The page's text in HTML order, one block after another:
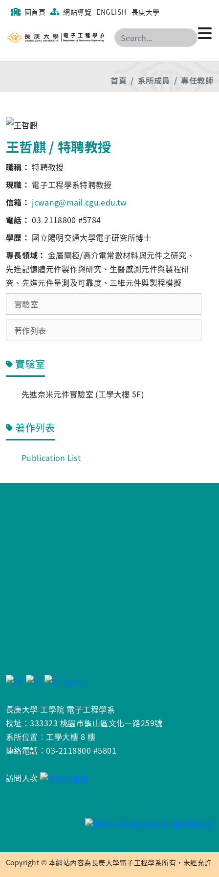
回首頁 網站導覽 ENGLISH 長庚大學
搜尋
首頁 系所成員 專任教師
王哲麒 / 特聘教授
職稱： 特聘教授
現職： 電子工程學系特聘教授
信箱： jcwang@mail.cgu.edu.tw
電話： 03-2118800 #5784
學歷： 國立陽明交通大學電子研究所博士
專長領域： 金屬閘極/高介電常數材料與元件之研究、
先進記憶體元件製作與研究、生醫感測元件與製程研
究、先進元件量測及可靠度、三維元件與製程模擬
實驗室
著作列表
實驗室
先進奈米元件實驗室 (工學大樓 5F)
著作列表
Publication List
長庚大學 工學院 電子工程學系
校址：333323 桃園市龜山區文化一路259號
系所位置：工學大樓 8 樓
連絡電話：03-2118800 #5801
訪問人次
Copyright © 本網站內容為長庚大學電子工程學系所有，未經允許